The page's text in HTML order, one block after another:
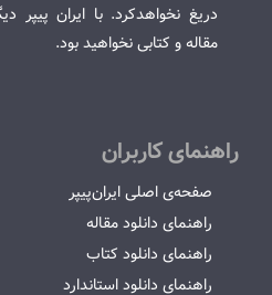
دریغ نخواهدکرد. با ایران پیپر
مقاله و کتابی نخواهید بود.
راهنمای کاربران
صفحه‌ی اصلی ایران‌پیپر
راهنمای دانلود مقاله
راهنمای دانلود کتاب
راهنمای دانلود استاندارد